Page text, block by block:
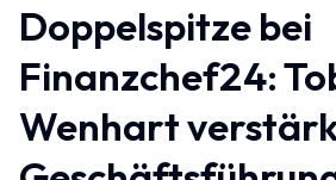
Doppelspitze bei
Finanzchef24:
Wenhart